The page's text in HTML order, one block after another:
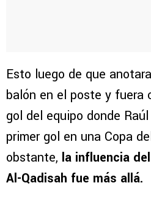
Esto luego de que
balón en el poste y fuera
gol del equipo donde
primer gol en una Copa
obstante, la influencia
Al-Qadisah fue más allá.